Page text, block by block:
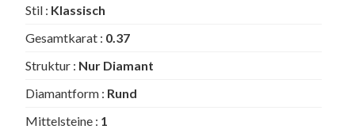
Stil : Klassisch
Gesamtkarat : 0.37
Struktur : Nur Diamant
Diamantform : Rund
Mittelsteine : 1